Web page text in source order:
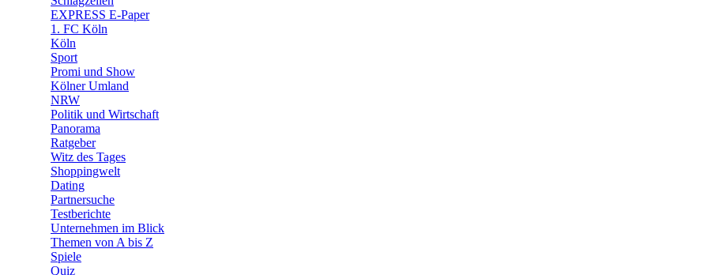
🧩 Spiele
EXPRESS E-Paper
1. FC Köln
Köln
Sport
Promi und Show
Kölner Umland
NRW
Politik und Wirtschaft
Panorama
Ratgeber
Witz des Tages
Shoppingwelt
Dating
Partnersuche
Testberichte
Unternehmen im Blick
Themen von A bis Z
Spiele
Quiz